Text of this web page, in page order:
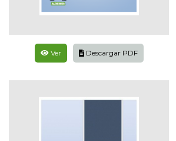
Ver Descargar PDF